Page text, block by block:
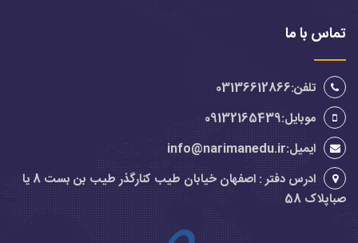
تماس با ما
تلفن:03136612866
موبایل:09132165439
ایمیل:info@narimanedu.ir
ادرس دفتر : اصفهان خیابان طیب کنارگذر طیب بن بست 8 یا
صباپلاک 58